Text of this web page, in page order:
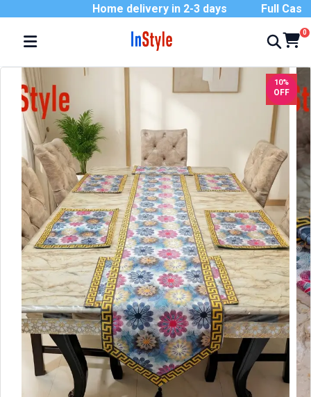
Home delivery in 2-3 days Full Cash
0
10%
OFF